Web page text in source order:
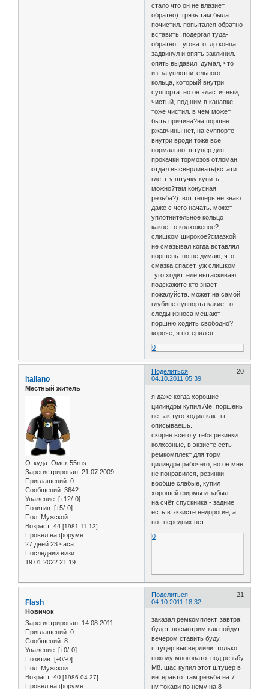
стало что он не влазиет
обратно). грязь там была.
почистил. попытался обратно
вставить. подергал туда-
обратно. туговато. до конца
задвинул и опять заклинил.
опять выдавил. думал, что
из-за уплотнительного
кольца, который внутри
суппорта. но он эластичный,
чистый, под ним в канавке
тоже чистил. в чем может
быть причина?на поршне
ржавчины нет, на суппорте
внутри вроди тоже все
нормально. штуцер для
прокачки тормозов отломан.
отдал высверливать(кстати
где эту штучку купить
можно?там конусная
резьба?). вот теперь не знаю
даже с чего начать. может
уплотнительное кольцо
какое-то колхоженое?
слишком широкое?смазкой
не смазывал когда вставлял
поршень. но не думаю, что
смазка спасет. уж слишком
туго ходит. еле вытаскиваю.
подскажите кто знает
пожалуйста. может на самой
глубине суппорта какие-то
следы износа мешают
поршню ходить свободно?
короче, я потерялся.
0
Поделиться
20
04.10.2011 05:39
italiano
Местный житель
Откуда: Омск 55rus
Зарегистрирован: 21.07.2009
Приглашений: 0
Сообщений: 3642
Уважение: [+12/-0]
Позитив: [+5/-0]
Пол: Мужской
Возраст: 44 [1981-11-13]
Провел на форуме:
27 дней 23 часа
Последний визит:
19.01.2022 21:19
я даже когда хорошие
цилиндры купил Ate, поршень
не так туго ходил как ты
описываешь.
скорее всего у тебя резинки
колхозные, в экзисте есть
ремкомплект для торм
цилиндра рабочего, но он мне
не понравился, резинки
вообще слабые, купил
хорошей фирмы и забыл.
на счёт спускника - задние
есть в экзисте недорогие, а
вот передних нет.
0
Поделиться
21
04.10.2011 18:32
Flash
Новичок
Зарегистрирован: 14.08.2011
Приглашений: 0
Сообщений: 8
Уважение: [+0/-0]
Позитив: [+0/-0]
Пол: Мужской
Возраст: 40 [1986-04-27]
Провел на форуме:
заказал ремкомплект. завтра
будет. посмотрим как пойдут.
вечером ставить буду.
штуцер высверлили. только
походу многовато. под резьбу
М8. щас купил этот штуцер в
интеравто. там резьба на 7.
ну токари по нему на 8